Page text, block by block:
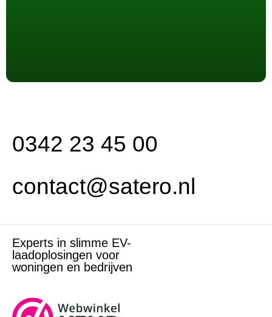
0342 23 45 00
contact@satero.nl
Experts in slimme EV-
laadoplosingen voor
woningen en bedrijven